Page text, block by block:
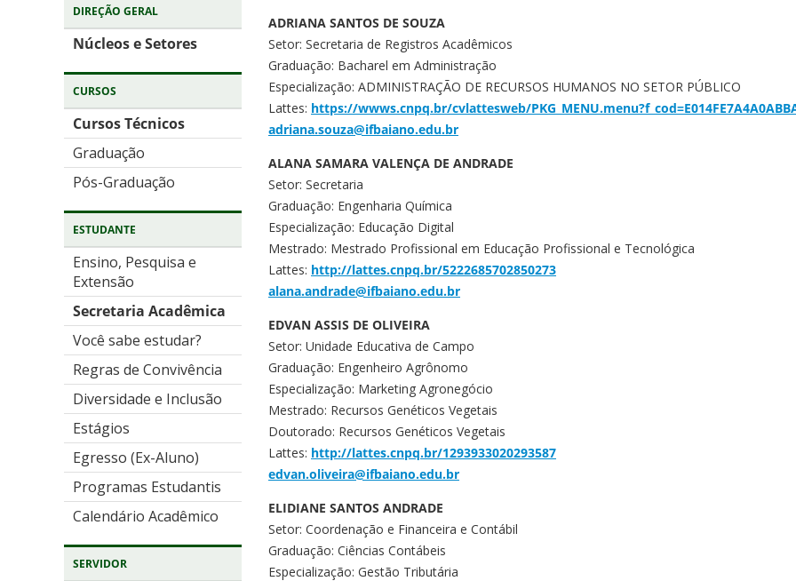
DIREÇÃO GERAL
Núcleos e Setores
CURSOS
Cursos Técnicos
Graduação
Pós-Graduação
ESTUDANTE
Ensino, Pesquisa e
Extensão
Secretaria Acadêmica
Você sabe estudar?
Regras de Convivência
Diversidade e Inclusão
Estágios
Egresso (Ex-Aluno)
Programas Estudantis
Calendário Acadêmico
SERVIDOR
ADRIANA SANTOS DE SOUZA
Setor: Secretaria de Registros Acadêmicos
Graduação: Bacharel em Administração
Especialização: ADMINISTRAÇÃO DE RECURSOS HUMANOS NO SETOR PÚBLICO
Lattes: https://wwws.cnpq.br/cvlattesweb/
adriana.souza@ifbaiano.edu.br
ALANA SAMARA VALENÇA DE ANDRADE
Setor: Secretaria
Graduação: Engenharia Química
Especialização: Educação Digital
Mestrado: Mestrado Profissional em Educação Profissional e Tecnológica
Lattes: http://lattes.cnpq.br/5222685702850273
alana.andrade@ifbaiano.edu.br
EDVAN ASSIS DE OLIVEIRA
Setor: Unidade Educativa de Campo
Graduação: Engenheiro Agrônomo
Especialização: Marketing Agronegócio
Mestrado: Recursos Genéticos Vegetais
Doutorado: Recursos Genéticos Vegetais
Lattes: http://lattes.cnpq.br/1293933020293587
edvan.oliveira@ifbaiano.edu.br
ELIDIANE SANTOS ANDRADE
Setor: Coordenação e Financeira e Contábil
Graduação: Ciências Contábeis
Especialização: Gestão Tributária